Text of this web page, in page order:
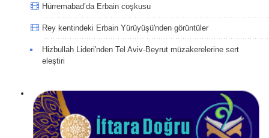
Hürremabad’da Erbain coşkusu
Rey kentindeki Erbain Yürüyüşü'nden görüntüler
Hizbullah Lideri'nden Tel Aviv-Beyrut müzakerelerine sert
eleştiri